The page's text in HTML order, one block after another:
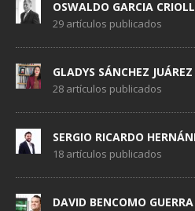
OSWALDO GARCIA
29 artículos publicados
GLADYS SÁNCHEZ JUÁREZ
28 artículos publicados
SERGIO RICARDO
18 artículos publicados
DAVID BENCOMO GUERRA